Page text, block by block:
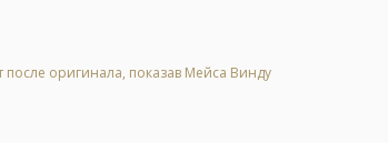
оригинала, показав Мейса Винду